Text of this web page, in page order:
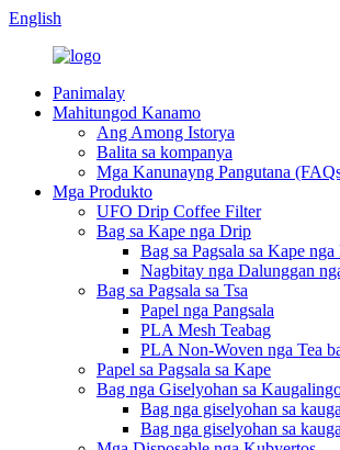
English
Panimalay
Mahitungod Kanamo
Ang Among Istorya
Balita sa kompanya
Mga Kanunayng Pangutana
Mga Produkto
UFO Drip Coffee Filter
Bag sa Kape nga Drip
Bag sa Pagsala sa Kape
Nagbitay nga Dalunggan
Bag sa Pagsala sa Tsa
Papel nga Pangsala
PLA Mesh Teabag
PLA Non-Woven nga Tea
Papel sa Pagsala sa Kape
Bag nga Giselyohan sa
Bag nga giselyohan sa
Bag nga giselyohan sa